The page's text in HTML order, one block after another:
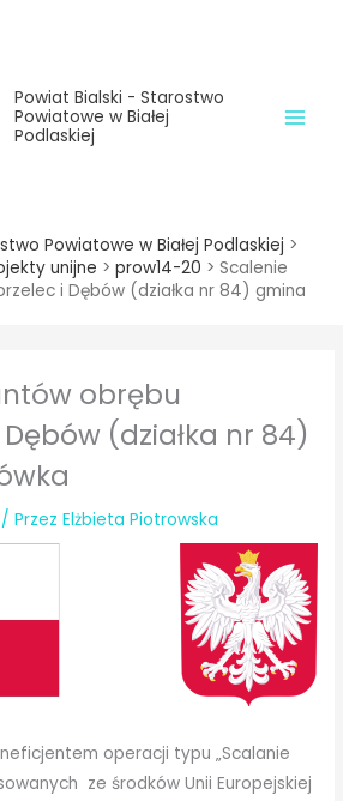
Powiat Bialski - Starostwo
Powiatowe w Białej
Podlaskiej
Powiatowe w Białej Podlaskiej >
unijne > prow14-20 > Scalenie
i Dębów (działka nr 84) gmina
obrębu
(działka nr 84)
/ PrzezElżbieta Piotrowska
operacji typu „Scalanie
ze środków Unii Europejskiej